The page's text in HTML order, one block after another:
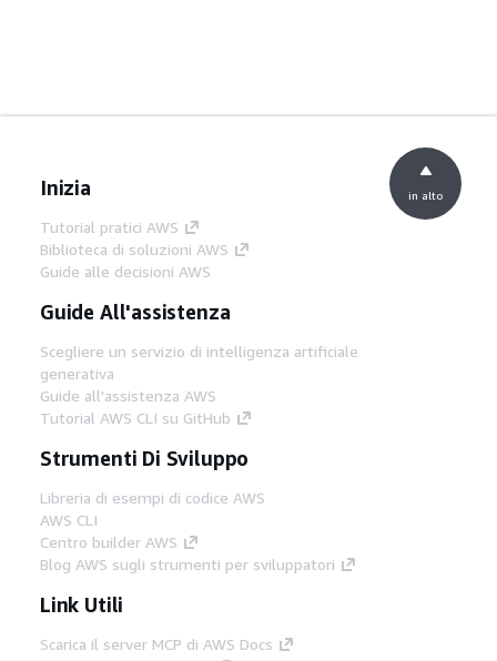
Inizia
Tutorial pratici AWS
Biblioteca di soluzioni AWS
Guide alle decisioni AWS
Guide All'assistenza
Scegliere un servizio di intelligenza artificiale
generativa
Guide all'assistenza AWS
Tutorial AWS CLI su GitHub
Strumenti Di Sviluppo
Libreria di esempi di codice AWS
AWS CLI
Centro builder AWS
Blog AWS sugli strumenti per sviluppatori
Link Utili
Scarica il server MCP di AWS Docs
in alto